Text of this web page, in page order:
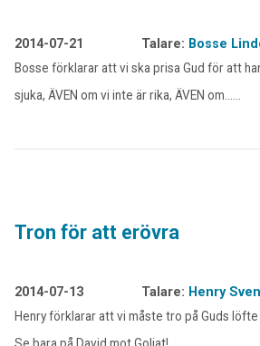
2014-07-21 Talare: Bosse
Bosse förklarar att vi ska prisa Gud för att
sjuka, ÄVEN om vi inte är rika, ÄVEN om……
Tron för att erövra
2014-07-13 Talare: Henry
Henry förklarar att vi måste tro på Guds